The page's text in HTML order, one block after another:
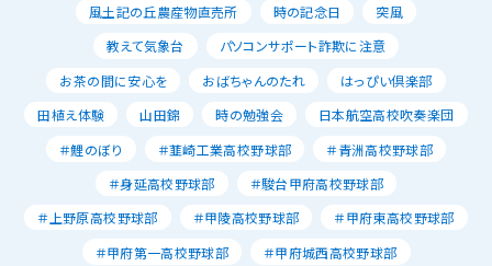
風土記の丘農産物直売所
時の記念日
突風
教えて気象台
パソコンサポート詐欺に注意
お茶の間に安心を
おばちゃんのたれ
はっぴい倶楽部
田植え体験
山田錦 時の勉強会
日本航空高校吹奏楽団
＃鯉のぼり
＃韮崎工業高校野球部
＃青洲高校野球部
＃身延高校野球部
＃駿台甲府高校野球部
＃上野原高校野球部
＃甲陵高校野球部
＃甲府東高校野球部
＃甲府第一高校野球部
＃甲府城西高校野球部